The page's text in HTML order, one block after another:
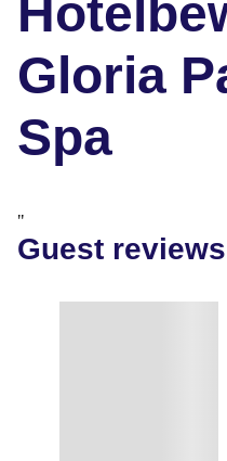
Gloria
Spa
"
Guest reviews